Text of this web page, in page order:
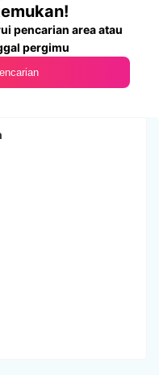
pencarian area atau
pergimu